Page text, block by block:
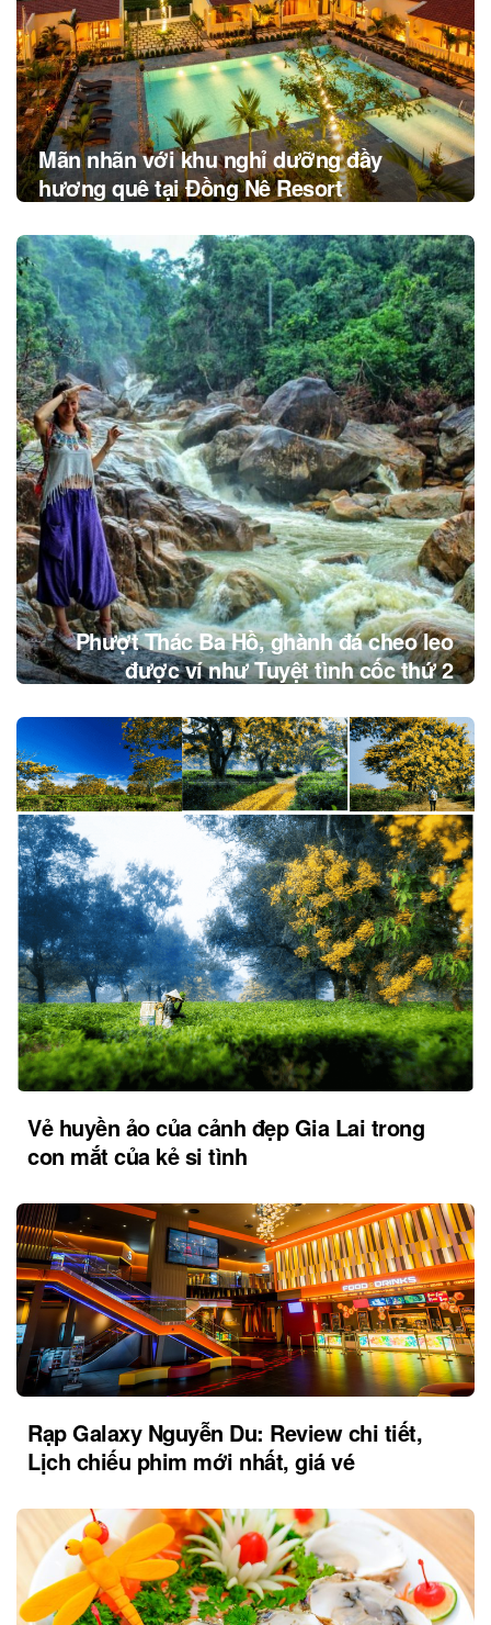
Mãn nhãn với khu nghỉ dưỡng đầy
hương quê tại Đồng Nê Resort
Phượt Thác Ba Hồ, ghành đá cheo leo
được ví như Tuyệt tình cốc thứ 2
Vẻ huyền ảo của cảnh đẹp Gia Lai trong
con mắt của kẻ si tình
Rạp Galaxy Nguyễn Du: Review chi tiết,
Lịch chiếu phim mới nhất, giá vé